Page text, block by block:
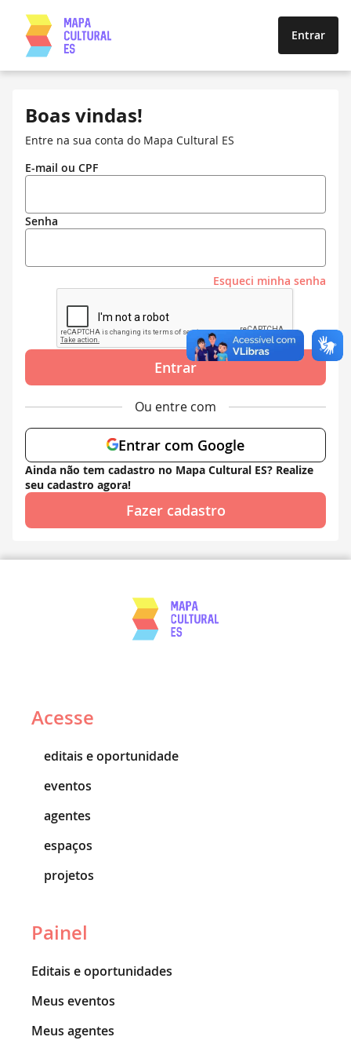
Entrar
Boas vindas!
Entre na sua conta do Mapa Cultural ES
E-mail ou CPF
Senha
Esqueci minha senha
Entrar
Ou entre com
Entrar com Google
Ainda não tem cadastro no Mapa Cultural ES? Realize
seu cadastro agora!
Fazer cadastro
Acesse
editais e oportunidade
eventos
agentes
espaços
projetos
Painel
Editais e oportunidades
Meus eventos
Meus agentes